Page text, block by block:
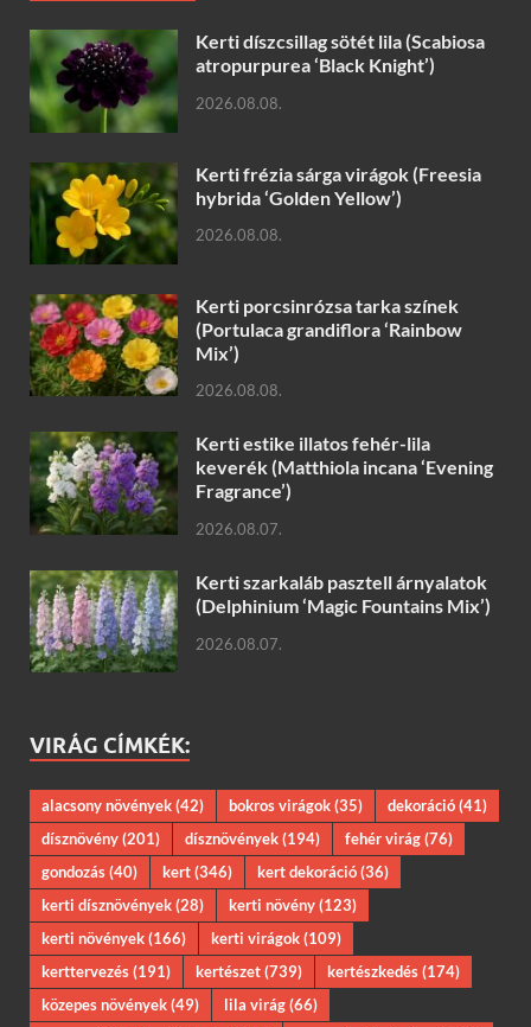
Kerti díszcsillag sötét lila (Scabiosa
atropurpurea ‘Black Knight’)
2026.08.08.
Kerti frézia sárga virágok (Freesia
hybrida ‘Golden Yellow’)
2026.08.08.
Kerti porcsinrózsa tarka színek
(Portulaca grandiflora ‘Rainbow
Mix’)
2026.08.08.
Kerti estike illatos fehér-lila
keverék (Matthiola incana ‘Evening
Fragrance’)
2026.08.07.
Kerti szarkaláb pasztell árnyalatok
(Delphinium ‘Magic Fountains Mix’)
2026.08.07.
VIRÁG CÍMKÉK:
alacsony növények(42) bokros virágok(35) dekoráció(41)
dísznövény(201) dísznövények(194) fehér virág(76)
gondozás(40) kert(346) kert dekoráció(36)
kerti dísznövények(28) kerti növény(123)
kerti növények(166) kerti virágok(109)
kerttervezés(191) kertészet(739) kertészkedés(174)
közepes növények(49) lila virág(66)